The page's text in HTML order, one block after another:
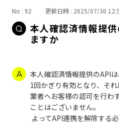
No : 92 更新日時 : 2025/07/30
本人確認済情報提
ますか
本人確認済情報提供のAPI
1回かぎり有効となり、そ
業者へお客様の認可を行わ
ことはございません。
よってAPI連携を解除する